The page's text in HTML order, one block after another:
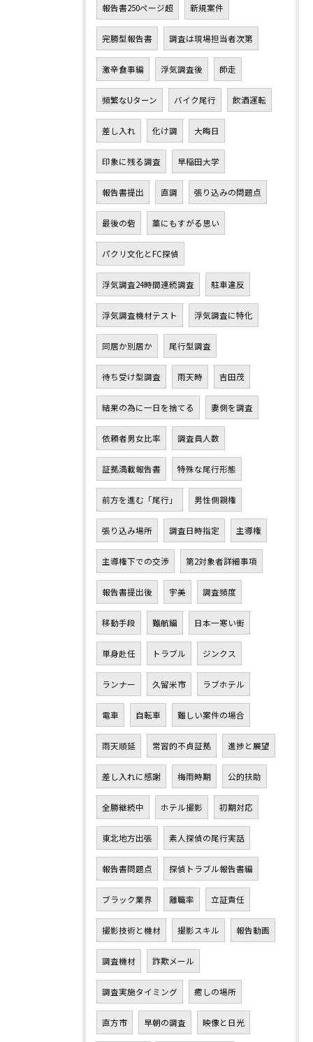
報告書250ページ超 新規案件
完勝型報告書 調査は現場担当者次第
激辛食事編 浮気調査後 師走
頻繁なUターン バイク尾行 飲酒運転
差し入れ 化け調 大晦日
印象に残る調査 早稲田大学
報告書提出 直調 張り込みの問題点
最後の砦 藁にもすがる思い
パクリ文化とFC探偵
浮気調査24時間連続調査 駐車違反
浮気調査機材テスト 浮気調査に特化
同居か別居か 尾行型調査
待ち受け型調査 雨天時 吉田茂
結果の為に一日を捨てる 妻側を調査
依頼者男女比率 調査員人数
証拠満載報告書 特殊な尾行形態
前方を進む「尾行」 男性側親権
張り込み場所 調査日時指定 主導権
主導権下での交渉 第2対象者詳細事項
報告書提出後 宇美 調査頻度
移動手段 難航編 日本一寒い街
単身赴任 トラブル ジンクス
ランナー 久留米市 ラブホテル
電車 自転車 難しい案件の場合
雨天順延 常習的不貞証拠 進捗と展望
差し入れに感謝 梅雨時期 公的扶助
全勝継続中 ホテル撮影 初期対応
東北地方出張 素人探偵の尾行実話
報告書問題点 探偵トラブル報告書編
ブラック業界 離職率 立証責任
撮影技術と機材 撮影スキル 報告動画
調査機材 詐欺メール
調査実施タイミング 癒しの場所
直方市 早朝の調査 映像と日光